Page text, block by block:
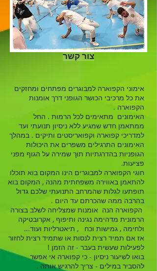
צור קשר
אימוני הקפוארה למבוגרים מפתחים ומחזקים
את כל מרכיבי הכושר הגופני דרך אומנות
הקפוארה .
האימונים מתאימים לכל הרמות . החל
ממתאמן חדש שמגיע ללא ניסיון תנועתי ועד
למדריכי קפוארה וקפואריסטים ותיקים . במהלך
האימונים התרגילים משפרים את היכולות
הגופניות בהדרגתיות תוך שמירה על הגוף מפני
פציעות.
חוגי הקפוארה למבוגרים הינו המקום בוא תוכלו
להתאמן באווירה משפחתית מהנה , המקום בוא
תופתעו לגלות שהמרחב התנועתי שלכם גדול
בהרבה ממה שהכרתם עד היום .
הקפוארה הנה אומנות שמצליחה לשלב בצורה
הרמונית מדהימה נגינה ותיפוף , אקרובטיקה
ולחימה , גמישות וכח , תיאטרליות ועוד...
אז אם תמיד רצית לנסות או שתמיד רצית לחזור
לפעילות שעשית בעבר - זה הזמן !
בואו לשיעור ניסיון - כי קפוארה אי אפשר
להסביר במילים - צריך להרגיש אותה .